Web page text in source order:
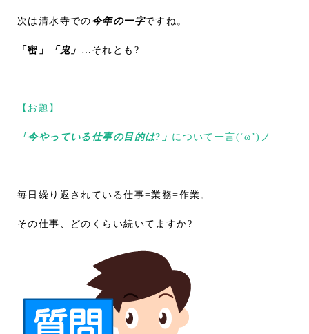
次は清水寺での今年の一字ですね。
「密」 「鬼」 …それとも?
【お題】
「今やっている仕事の目的は?」 について一言(‘ω’)ノ
毎日繰り返されている仕事=業務=作業。
その仕事、どのくらい続いてますか?